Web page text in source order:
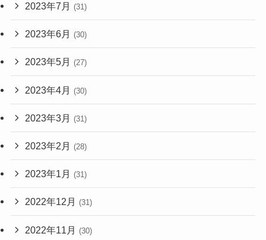
2023年7月 (31)
2023年6月 (30)
2023年5月 (27)
2023年4月 (30)
2023年3月 (31)
2023年2月 (28)
2023年1月 (31)
2022年12月 (31)
2022年11月 (30)